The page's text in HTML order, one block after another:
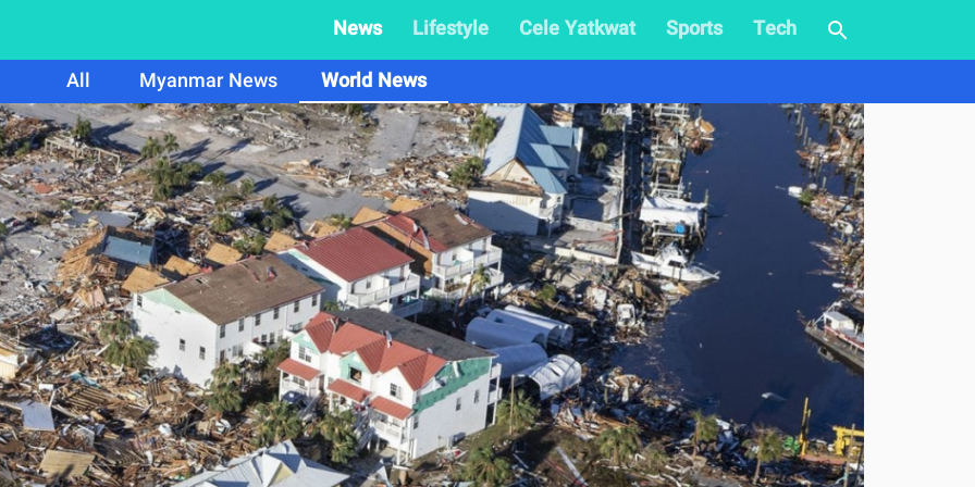
News Lifestyle Cele Yatkwat Sports
Tech
All
Myanmar News World News